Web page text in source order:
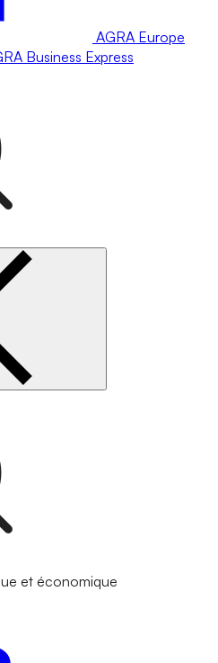
AGRA Europe
Business Express
et économique